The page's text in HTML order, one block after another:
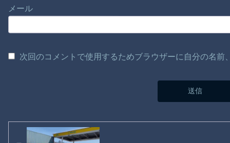
メール
次回のコメントで使用するためブラウザーに自分の名